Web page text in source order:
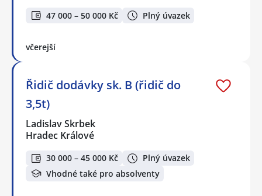
47 000 – 50 000 Kč Plný úvazek
včerejší
Řidič dodávky sk. B (řidič do
3,5t)
Ladislav Skrbek
Hradec Králové
30 000 – 45 000 Kč
Plný úvazek
Vhodné také pro absolventy